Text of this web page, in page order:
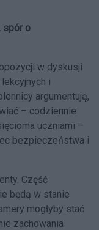
spór o
w dyskusji
i
argumentują,
– codziennie
uczniami –
bezpieczeństwa i
Część
będą w stanie
mogłyby stać
zachowania